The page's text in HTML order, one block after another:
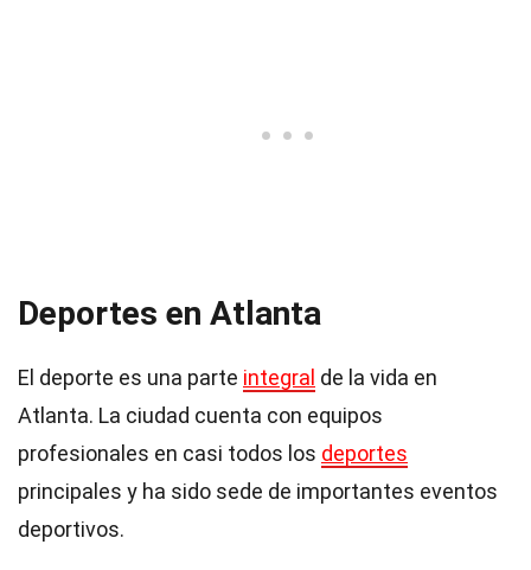
Deportes en Atlanta
El deporte es una parte integral de la vida en
Atlanta. La ciudad cuenta con equipos
profesionales en casi todos los deportes
principales y ha sido sede de importantes eventos
deportivos.